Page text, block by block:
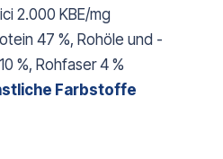
2.000 KBE/mg
47 %, Rohöle und -
%, Rohfaser 4 %
Farbstoffe